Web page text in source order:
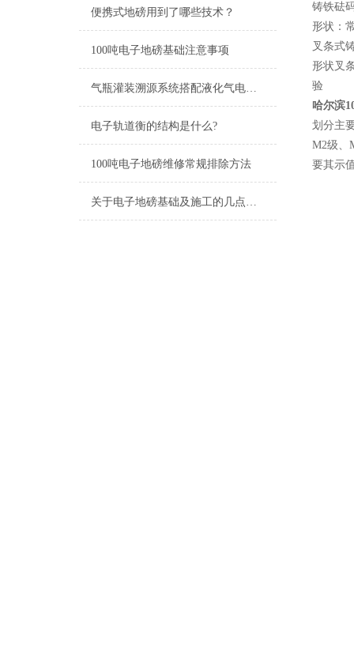
便携式地磅用到了哪些技术？
100吨电子地磅基础注意事项
气瓶灌装溯源系统搭配液化气电子秤的市场应用
电子轨道衡的结构是什么?
100吨电子地磅维修常规排除方法
关于电子地磅基础及施工的几点建议
铸铁砝
形状：
叉条式
形状叉
验
哈尔滨
划分主
M2级、
要其示